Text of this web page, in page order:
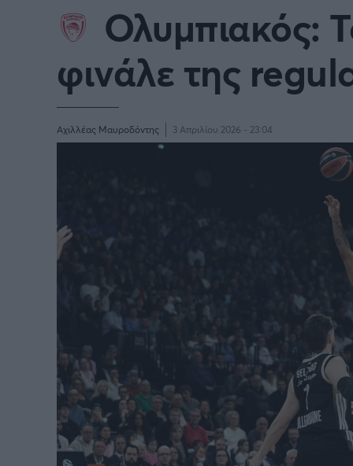
Ολυμπιακός:
φινάλε της
Αχιλλέας Μαυροδόντης 3 Απριλίου 2026 - 23:04